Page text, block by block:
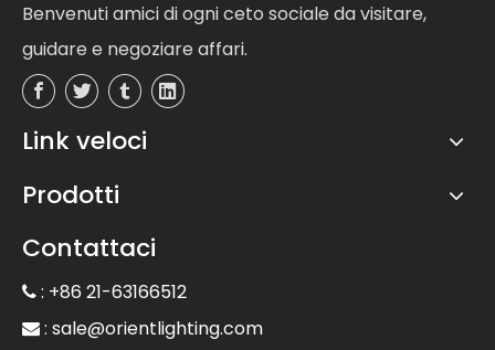
Benvenuti amici di ogni ceto sociale da visitare,
guidare e negoziare affari.
Link veloci
Prodotti
Contattaci
 : +86 21-63166512
 : sale@orientlighting.com